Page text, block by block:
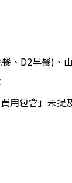
、D2早餐)、
用包含」未提